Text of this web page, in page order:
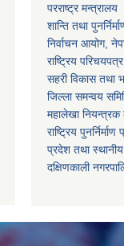
परराष्ट्र मन्त्रालय
शान्ति तथा
निर्वाचन आयोग,
राष्ट्रिय
सहरी विकास तथा
जिल्ला समन्वय
महालेखा नियन्त्रक
राष्ट्रिय
प्रदेश तथा
दक्षिणकाली